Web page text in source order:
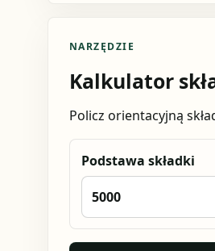
NARZĘDZIE
Kalkulator
Policz orientacyjną
Podstawa składki